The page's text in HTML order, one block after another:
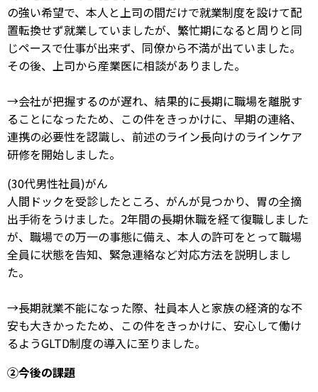
の強い希望で、本人と上司の間だけで就業制度を設けて配
置転換せず就業していましたが、繁忙期になると周りと同
じペースで仕事が出来ず、同僚から不満が出ていました。
その後、上司から産業医に相談がありました。
→会社が把握するのが遅れ、結果的に長期に職場を離脱す
ることになったため、この件をきっかけに、早期の連絡、
連携の必要性を認識し、前述のライン長向けのラインケア
研修を開始しました。
(30代男性社員)がん
人間ドックを受診したところ、がんが見つかり、胃の全摘
出手術をうけました。2年間の長期休職を経て復職しました
が、職場での万一の事態に備え、本人の許可をとって職場
全員に状態を告知、緊急連絡など対応方法を説明しまし
た。
→長期就業不能になった際、社員本人と家族の経済的な不
安も大きかったため、この件をきっかけに、安心して働け
るようGLTD制度の導入に至りました。
②今後の課題